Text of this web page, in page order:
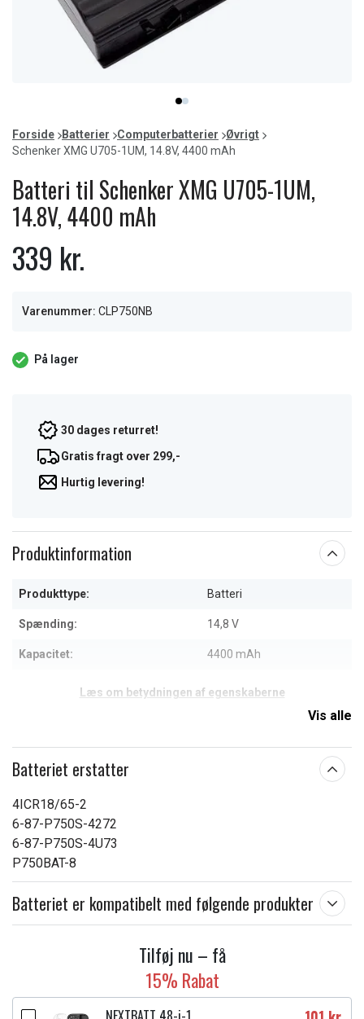
item
0
item
1
of
2
Forside Batterier Computerbatterier
Øvrigt
Schenker XMG U705-1UM, 14.8V, 4400 mAh
Batteri til Schenker XMG U705-1UM,
14.8V, 4400 mAh
339 kr.
Varenummer: CLP750NB
På lager
30 dages returret!
Gratis fragt over 299,-
Hurtig levering!
Produktinformation
Produkttype: Batteri
Spænding: 14,8 V
Kapacitet: 4400 mAh
Læs om betydningen af egenskaberne
Vis alle
Batteriet erstatter
4ICR18/65-2
6-87-P750S-4272
6-87-P750S-4U73
P750BAT-8
Batteriet er kompatibelt med følgende produkter
Tilføj nu – få
15% Rabat